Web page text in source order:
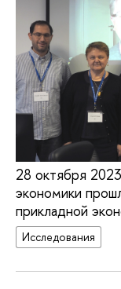
28 октября
экономики
прикладной
Исследования